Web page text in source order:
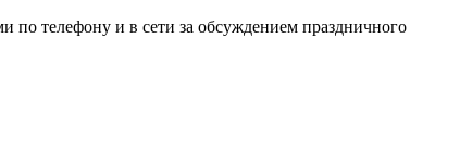
по телефону и в сети за обсуждением праздничного